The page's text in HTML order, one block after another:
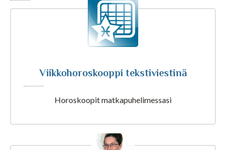
Parisuhdehoroskooppi
Viikkohoroskooppi tekstiviestinä
Horoskoopit matkapuhelimessasi